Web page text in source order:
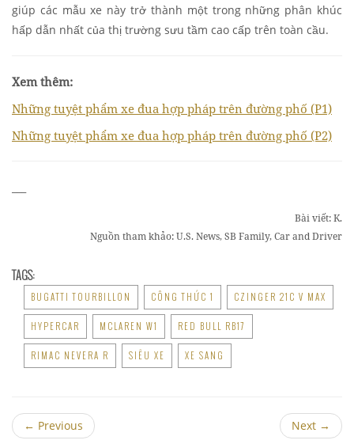
giúp các mẫu xe này trở thành một trong những phân khúc
hấp dẫn nhất của thị trường sưu tầm cao cấp trên toàn cầu.
Xem thêm:
Những tuyệt phẩm xe đua hợp pháp trên đường phố (P1)
Những tuyệt phẩm xe đua hợp pháp trên đường phố (P2)
Bài viết: K.
Nguồn tham khảo:U.S. News, SB Family, Car and Driver
TAGS:
BUGATTI TOURBILLON CÔNG THỨC 1 CZINGER 21C V MAX
HYPERCAR MCLAREN W1 RED BULL RB17
RIMAC NEVERA R SIÊU XE XE SANG
← Previous Next →